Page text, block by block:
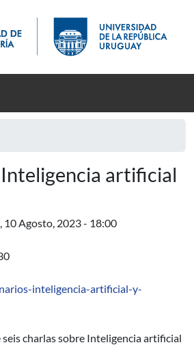
artificial
10 Agosto, 2023 - 18:00
inteligencia-artificial-y-
seis charlas sobre Inteligencia artificial